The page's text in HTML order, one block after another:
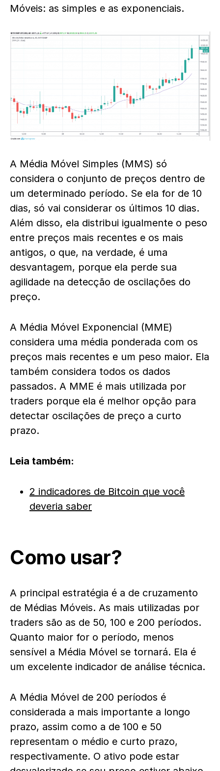
Móveis: as simples e as exponenciais.
A Média Móvel Simples (MMS) só
considera o conjunto de preços dentro de
um determinado período. Se ela for de 10
dias, só vai considerar os últimos 10 dias.
Além disso, ela distribui igualmente o peso
entre preços mais recentes e os mais
antigos, o que, na verdade, é uma
desvantagem, porque ela perde sua
agilidade na detecção de oscilações do
preço.
A Média Móvel Exponencial (MME)
considera uma média ponderada com os
preços mais recentes e um peso maior. Ela
também considera todos os dados
passados. A MME é mais utilizada por
traders porque ela é melhor opção para
detectar oscilações de preço a curto
prazo.
Leia também:
2 indicadores de Bitcoin que você
deveria saber
Como usar?
A principal estratégia é a de cruzamento
de Médias Móveis. As mais utilizadas por
traders são as de 50, 100 e 200 períodos.
Quanto maior for o período, menos
sensível a Média Móvel se tornará. Ela é
um excelente indicador de análise técnica.
A Média Móvel de 200 períodos é
considerada a mais importante a longo
prazo, assim como a de 100 e 50
representam o médio e curto prazo,
respectivamente. O ativo pode estar